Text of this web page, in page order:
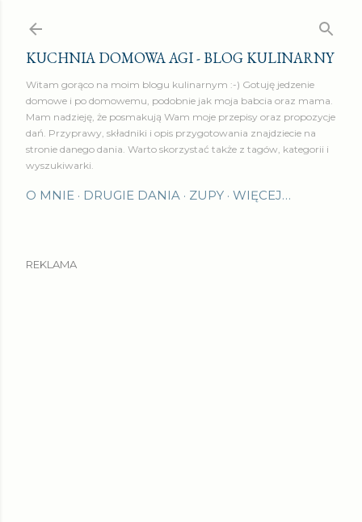
KUCHNIA DOMOWA AGI - BLOG KULINARNY
Witam gorąco na moim blogu kulinarnym :-) Gotuję jedzenie
domowe i po domowemu, podobnie jak moja babcia oraz mama.
Mam nadzieję, że posmakują Wam moje przepisy oraz propozycje
dań. Przyprawy, składniki i opis przygotowania znajdziecie na
stronie danego dania. Warto skorzystać także z tagów, kategorii i
wyszukiwarki.
O MNIE DRUGIE DANIA ZUPY WIĘCEJ…
REKLAMA